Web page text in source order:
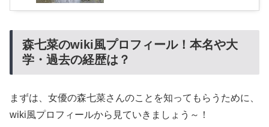
森七菜のwiki風プロフィール！本名や大
学・過去の経歴は？
まずは、女優の森七菜さんのことを知ってもらうために、
wiki風プロフィールから見ていきましょう～！